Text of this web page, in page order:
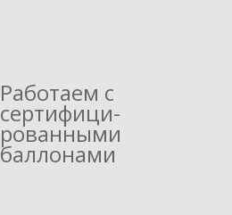
Работаем с
сертифици­
рованными
баллонами